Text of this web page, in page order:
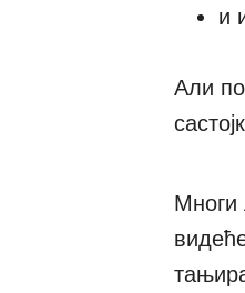
и
Али
Многи